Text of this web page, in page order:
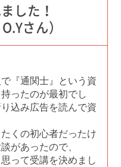
した！
さん）
『通関士』という資
ったのが最初でし
込み広告を読んで資
くの初心者だったけ
があったので、
って受講を決めまし